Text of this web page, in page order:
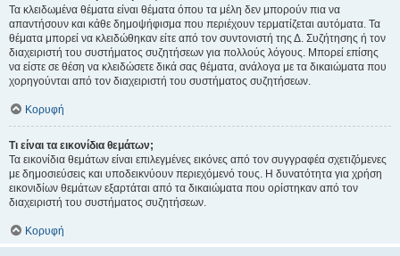
Τα κλειδωμένα θέματα είναι θέματα όπου τα μέλη δεν μπορούν πια να
απαντήσουν και κάθε δημοψήφισμα που περιέχουν τερματίζεται αυτόματα. Τα
θέματα μπορεί να κλειδώθηκαν είτε από τον συντονιστή της Δ. Συζήτησης ή τον
διαχειριστή του συστήματος συζητήσεων για πολλούς λόγους. Μπορεί επίσης
να είστε σε θέση να κλειδώσετε δικά σας θέματα, ανάλογα με τα δικαιώματα που
χορηγούνται από τον διαχειριστή του συστήματος συζητήσεων.
Κορυφή
Τι είναι τα εικονίδια θεμάτων;
Τα εικονίδια θεμάτων είναι επιλεγμένες εικόνες από τον συγγραφέα σχετιζόμενες
με δημοσιεύσεις και υποδεικνύουν περιεχόμενό τους. Η δυνατότητα για χρήση
εικονιδίων θεμάτων εξαρτάται από τα δικαιώματα που ορίστηκαν από τον
διαχειριστή του συστήματος συζητήσεων.
Κορυφή